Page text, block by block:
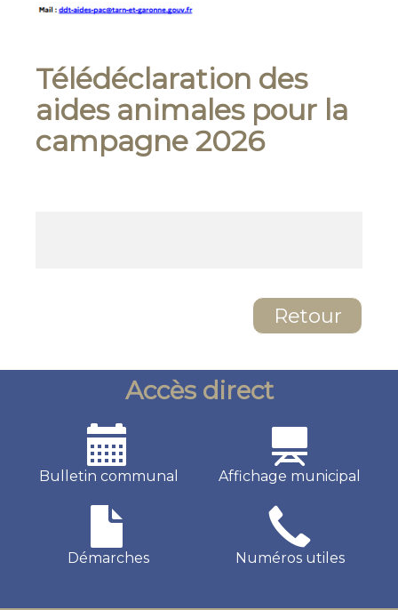
Télédéclaration des
aides animales pour la
campagne 2026
Retour
Accès direct
Bulletin communal Affichage municipal
Démarches Numéros utiles